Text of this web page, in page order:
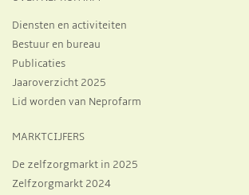
Diensten en activiteiten
Bestuur en bureau
Publicaties
Jaaroverzicht 2025
Lid worden van Neprofarm
MARKTCIJFERS
De zelfzorgmarkt in 2025
Zelfzorgmarkt 2024